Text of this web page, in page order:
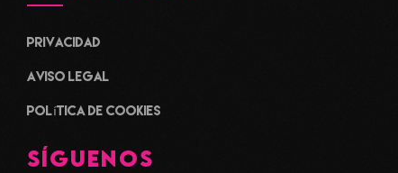
Privacidad
Aviso legal
Política de cookies
SÍGUENOS